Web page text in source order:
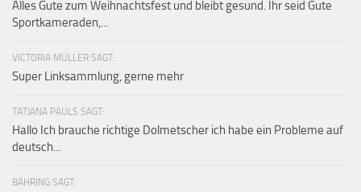
Alles Gute zum Weihnachtsfest und bleibt gesund. Ihr seid Gute
Sportkameraden,...
VICTORIA MÜLLER SAGT:
Super Linksammlung, gerne mehr
TATJANA PAULS SAGT:
Hallo Ich brauche richtige Dolmetscher ich habe ein Probleme auf
deutsch...
BÄHRING SAGT: